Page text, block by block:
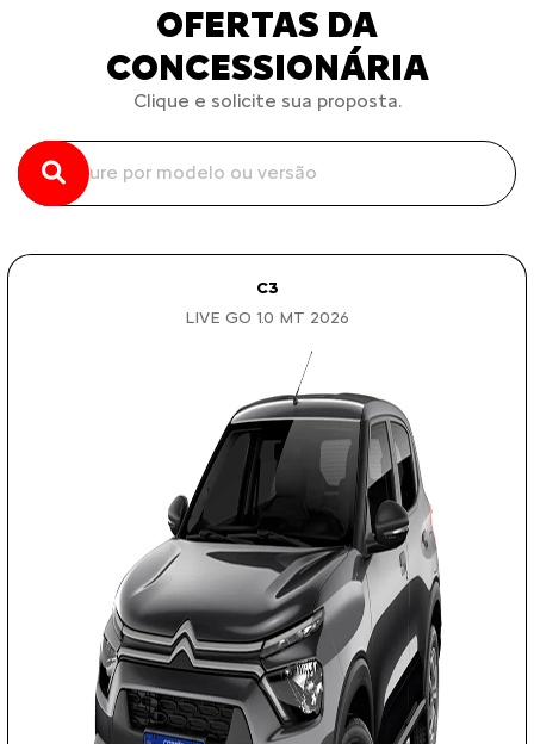
OFERTAS DA
CONCESSIONÁRIA
Clique e solicite sua proposta.
C3
LIVE GO 1.0 MT 2026